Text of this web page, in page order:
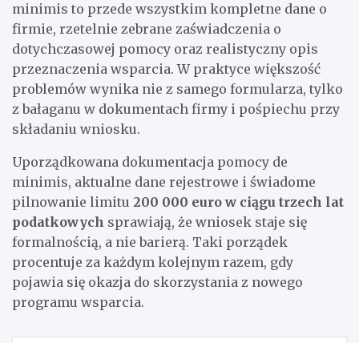
minimis to przede wszystkim kompletne dane o
firmie, rzetelnie zebrane zaświadczenia o
dotychczasowej pomocy oraz realistyczny opis
przeznaczenia wsparcia. W praktyce większość
problemów wynika nie z samego formularza, tylko
z bałaganu w dokumentach firmy i pośpiechu przy
składaniu wniosku.
Uporządkowana dokumentacja pomocy de
minimis, aktualne dane rejestrowe i świadome
pilnowanie limitu 200 000 euro w ciągu trzech lat
podatkowych sprawiają, że wniosek staje się
formalnością, a nie barierą. Taki porządek
procentuje za każdym kolejnym razem, gdy
pojawia się okazja do skorzystania z nowego
programu wsparcia.